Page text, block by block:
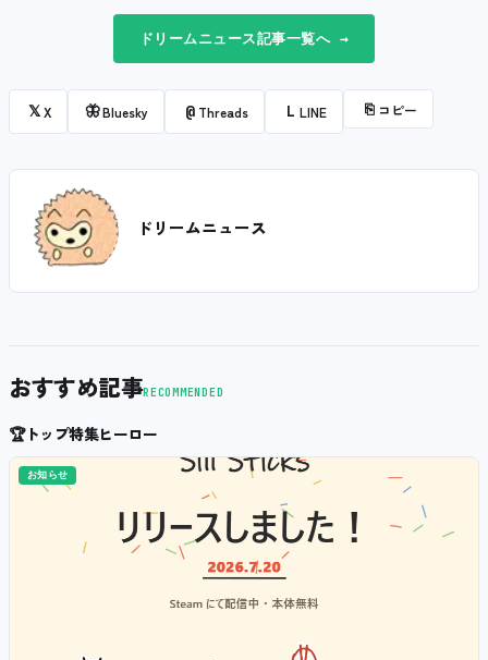
ドリームニュース記事一覧へ →
𝕏X 🦋Bluesky @ Threads L LINE ⎘ コピー
ドリームニュース
おすすめ記事RECOMMENDED
🏆トップ特集ヒーロー
お知らせ